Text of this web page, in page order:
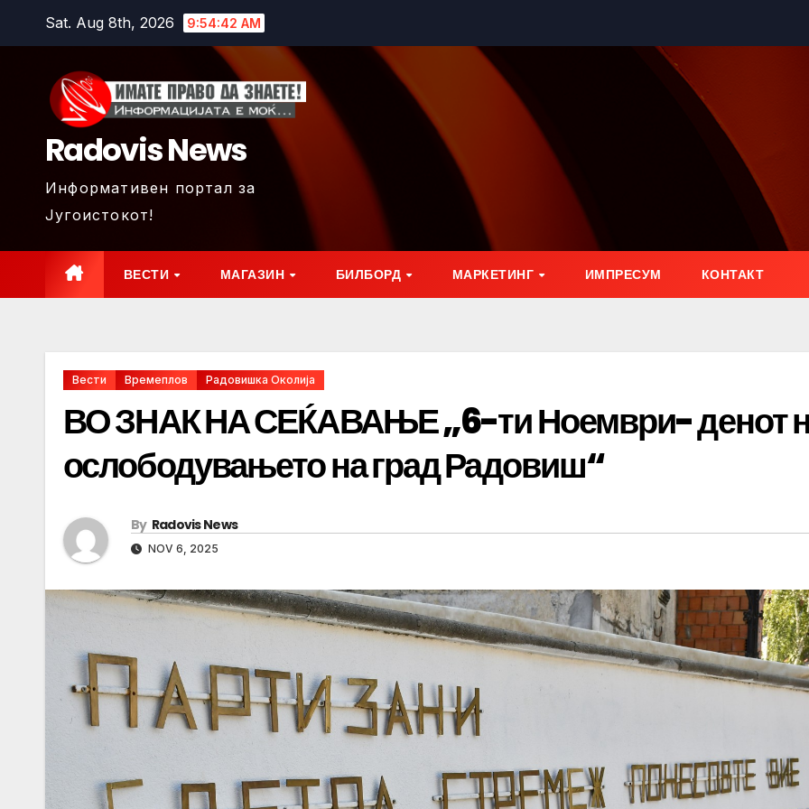
Sat. Aug 8th, 2026 9:54:44 AM
Radovis News
Информативен портал за
Југоистокот!
ВЕСТИ МАГАЗИН БИЛБОРД МАРКЕТИНГ ИМПРЕСУМ КОНТАКТ
Вести Времеплов Радовишка Околија
ВО ЗНАК НА СЕЌАВАЊЕ „6-ти Ноември- денот
ослободувањето на град Радовиш“
By Radovis News
NOV 6, 2025